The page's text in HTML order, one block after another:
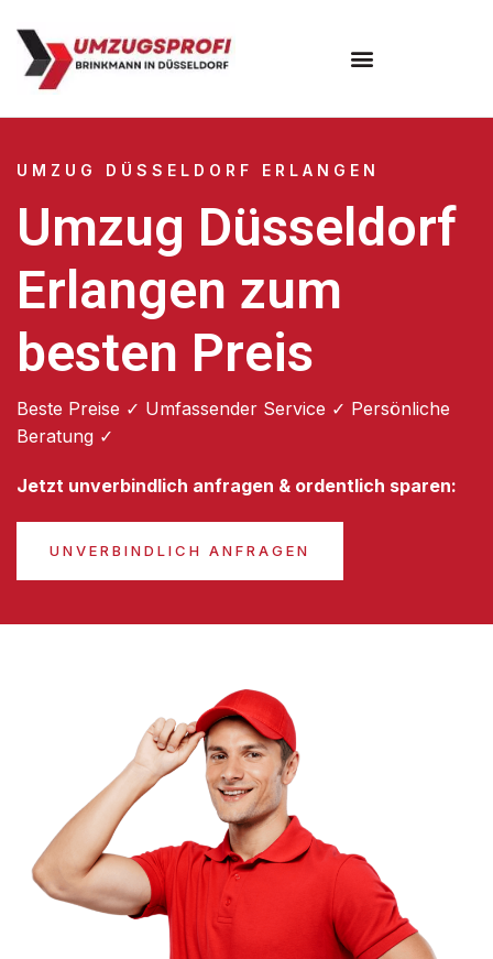
UMZUG DÜSSELDORF ERLANGEN
Umzug Düsseldorf
Erlangen zum
besten Preis
Beste Preise ✓ Umfassender Service ✓ Persönliche
Beratung ✓
Jetzt unverbindlich anfragen & ordentlich sparen:
UNVERBINDLICH ANFRAGEN